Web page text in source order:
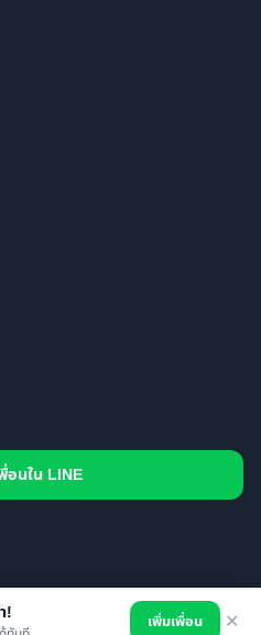
! เพิ่มเพื่อน ✕
อนใน LINE
All rights reserved.